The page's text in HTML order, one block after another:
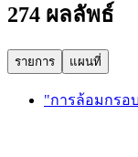
274 ผลลัพธ์
รายการ แผนที่
"การล้อมกรอ